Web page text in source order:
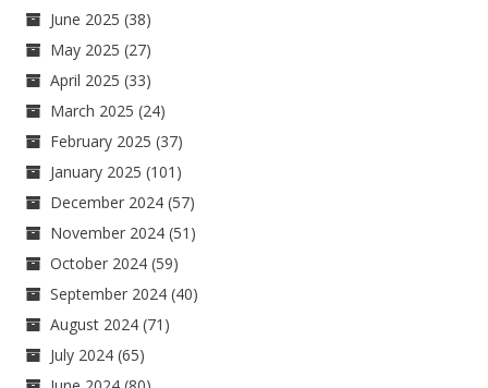
June 2025 (38)
May 2025 (27)
April 2025 (33)
March 2025 (24)
February 2025 (37)
January 2025 (101)
December 2024 (57)
November 2024 (51)
October 2024 (59)
September 2024 (40)
August 2024 (71)
July 2024 (65)